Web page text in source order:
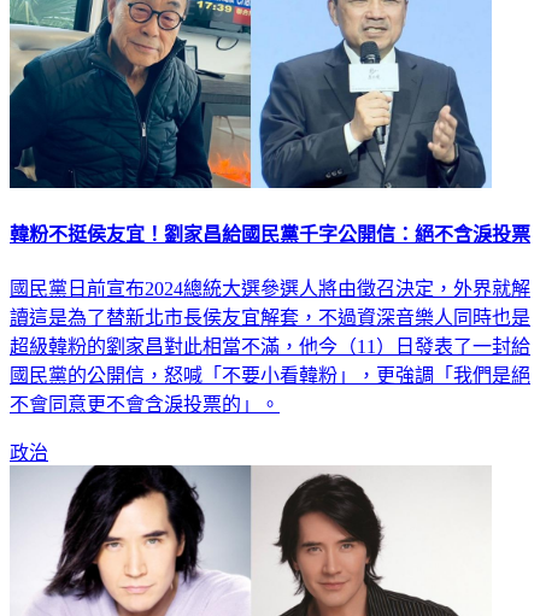
韓粉不挺侯友宜！劉家昌給國民黨千字公開信：絕不含淚投票
國民黨日前宣布2024總統大選參選人將由徵召決定，外界就解
讀這是為了替新北市長侯友宜解套，不過資深音樂人同時也是
超級韓粉的劉家昌對此相當不滿，他今（11）日發表了一封給
國民黨的公開信，怒喊「不要小看韓粉」，更強調「我們是絕
不會同意更不會含淚投票的」。
政治